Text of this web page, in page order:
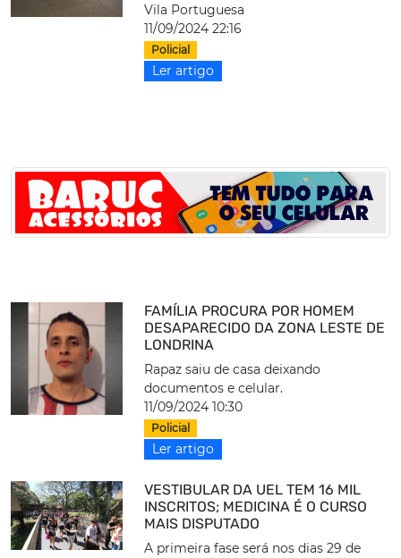
Vila Portuguesa
11/09/2024 22:16
Policial
Ler artigo
FAMÍLIA PROCURA POR HOMEM
DESAPARECIDO DA ZONA LESTE DE
LONDRINA
Rapaz saiu de casa deixando
documentos e celular.
11/09/2024 10:30
Policial
Ler artigo
VESTIBULAR DA UEL TEM 16 MIL
INSCRITOS; MEDICINA É O CURSO
MAIS DISPUTADO
A primeira fase será nos dias 29 de